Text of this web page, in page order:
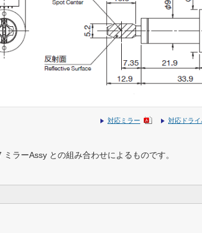
対応ミラー 対応ドライ
ミラーAssy との組み合わせによるものです。